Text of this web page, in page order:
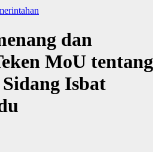
dan
MoU tentang
Isbat